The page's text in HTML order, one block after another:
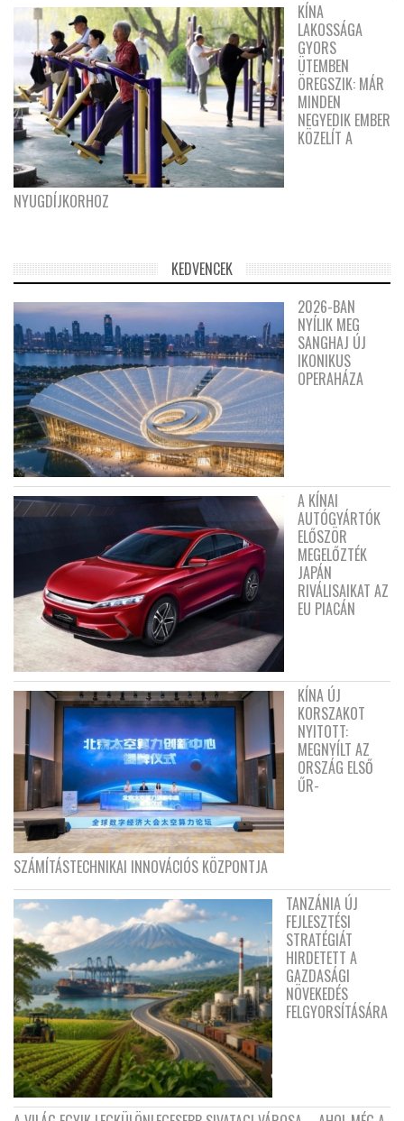
KÍNA
LAKOSSÁGA
GYORS
ÜTEMBEN
ÖREGSZIK: MÁR
MINDEN
NEGYEDIK EMBER
KÖZELÍT A
NYUGDÍJKORHOZ
KEDVENCEK
2026-BAN
NYÍLIK MEG
SANGHAJ ÚJ
IKONIKUS
OPERAHÁZA
A KÍNAI
AUTÓGYÁRTÓK
ELŐSZÖR
MEGELŐZTÉK
JAPÁN
RIVÁLISAIKAT AZ
EU PIACÁN
KÍNA ÚJ
KORSZAKOT
NYITOTT:
MEGNYÍLT AZ
ORSZÁG ELSŐ
ŰR-
SZÁMÍTÁSTECHNIKAI INNOVÁCIÓS KÖZPONTJA
TANZÁNIA ÚJ
FEJLESZTÉSI
STRATÉGIÁT
HIRDETETT A
GAZDASÁGI
NÖVEKEDÉS
FELGYORSÍTÁSÁRA